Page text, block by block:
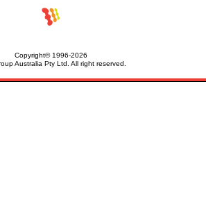
Copyright© 1996-2026
Australia Pty Ltd. All right reserved.